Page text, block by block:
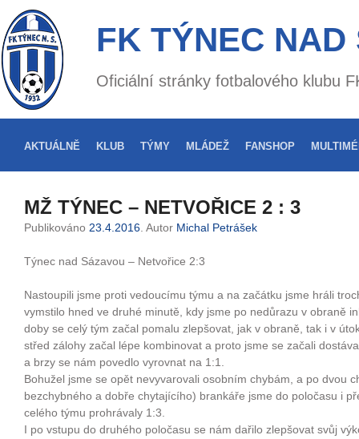
FK TÝNEC NAD
Oficiální stránky fotbalového klubu
AKTUÁLNĚ KLUB TÝMY MLÁDEŽ FANSHOP
MŽ TÝNEC – NETVOŘICE 2 : 3
Publikováno 23.4.2016 . Autor Michal Petrášek
Týnec nad Sázavou – Netvořice 2:3
Nastoupili jsme proti vedoucímu týmu a na začátku jsme hráli
vymstilo hned ve druhé minutě, kdy jsme po nedůrazu v obraně
doby se celý tým začal pomalu zlepšovat, jak v obraně, tak i v
střed zálohy začal lépe kombinovat a proto jsme se začali
a brzy se nám povedlo vyrovnat na 1:1.
Bohužel jsme se opět nevyvarovali osobním chybám, a po dvou
bezchybného a dobře chytajícího) brankáře jsme do poločasu i
celého týmu prohrávaly 1:3.
I po vstupu do druhého poločasu se nám dařilo zlepšovat svůj